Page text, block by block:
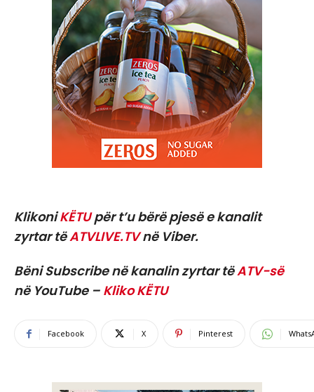
KlikoniKËTUpër t’u bërë pjesë e kanalit
zyrtar tëATVLIVE.TVnë Viber.
Bëni Subscribe në kanalin zyrtar tëATV-së
në YouTube – Kliko KËTU
Facebook X Pinterest